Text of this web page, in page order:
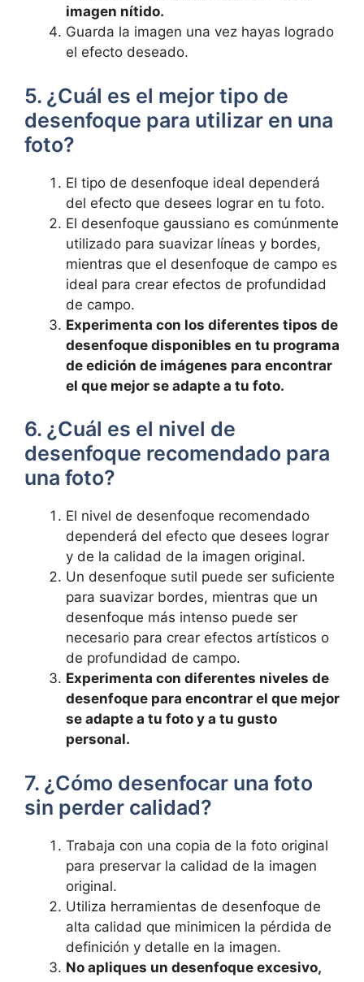
imagen nítido.
Guarda ⁣la ‍imagen una vez hayas logrado
el‍ efecto deseado.
5. ¿Cuál es el mejor tipo de
desenfoque para utilizar en una
foto?
El tipo de desenfoque ideal dependerá
del efecto que desees lograr en ‍tu foto.
El desenfoque gaussiano es comúnmente​
utilizado para suavizar líneas y bordes,
mientras que el desenfoque de campo es
⁤ideal ‍para crear efectos de profundidad​
de campo.
Experimenta ‍con ⁣los diferentes tipos⁣ de
desenfoque disponibles en tu programa
de⁢ edición⁢ de imágenes para encontrar
⁤el‌ que mejor⁣ se adapte a tu foto.
6.⁢ ¿Cuál es el nivel de
desenfoque recomendado para
⁢una foto?
El nivel de desenfoque⁤ recomendado
dependerá‌ del efecto‌ que desees lograr
y de la calidad de la imagen​ original.
Un desenfoque sutil puede ser ⁤suficiente
para suavizar ⁢bordes, mientras que un
desenfoque más intenso puede ser
necesario para crear efectos ‍artísticos⁤ o
de profundidad ‍de campo.
Experimenta ‌con diferentes niveles de
desenfoque para encontrar el ⁤que mejor
⁤se‍ adapte a tu foto y a ‌tu ⁣gusto
personal.
7. ¿Cómo desenfocar una foto
sin perder calidad?
Trabaja ⁣con⁢ una copia de la foto original
para preservar⁢ la calidad de la imagen
original.
Utiliza herramientas de desenfoque de
alta calidad que minimicen⁣ la pérdida de
definición y⁤ detalle en la imagen.
No apliques un desenfoque⁢ excesivo,